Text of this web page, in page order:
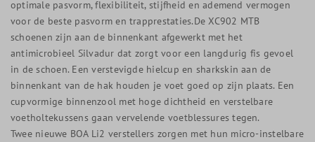
optimale pasvorm, flexibiliteit, stijfheid en ademend vermogen
voor de beste pasvorm en trapprestaties.De XC902 MTB
schoenen zijn aan de binnenkant afgewerkt met het
antimicrobieel Silvadur dat zorgt voor een langdurig fis gevoel
in de schoen. Een verstevigde hielcup en sharkskin aan de
binnenkant van de hak houden je voet goed op zijn plaats. Een
cupvormige binnenzool met hoge dichtheid en verstelbare
voetholtekussens gaan vervelende voetblessures tegen.
Twee nieuwe BOA Li2 verstellers zorgen met hun micro-instelbare